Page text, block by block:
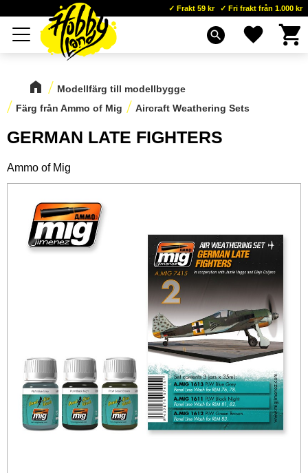
Meny
Frakt 59 kr Fri frakt från 1.000 kr
search Favoriter
Modellfärg till modellbygge
Färg från Ammo of Mig
Aircraft Weathering Sets
GERMAN LATE FIGHTERS
Ammo of Mig